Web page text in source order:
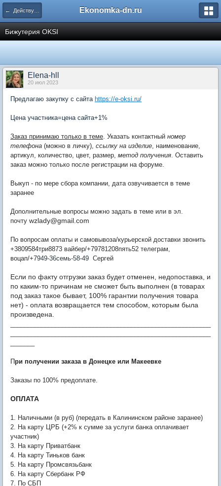
← Действующие закупки Ekonomka-dn.ru
Бижутерия OKSI
Elena-hll
20 июл 2023
Предлагаю закупку с сайта https://e-oksi.ru/
Цена участника=цена сайта+1%
Заказ принимаю только в теме. Указать контактный номер
телефона (можно в личку), ссылку на изделие, наименование,
артикул, количество, цвет, размер, метод получения. Оставить
заказ можно только после регистрации на форуме.
Выкуп - по мере сбора компании, дата озвучивается в теме
заранее
Дополнительные вопросы можно задать в теме или в эл.
почту wzlady@gmail.com
По вопросам оплаты и самовывоза/курьерской доставки звонить
+3809584три8873 вайбер/+79781208пять52 телеграм,
воцап/+7949-36семь-58-49 Сергей
Если по факту отгрузки заказ будет отменен, недопоставка, и
по каким-то причинам не сможет быть выполнен (в товарах
под заказ такое бывает, 100% гарантии получения товара
нет) - оплата возвращается тем способом, которым была
произведена.
При получении заказа в Донецке или Макеевке
Заказы по 100% предоплате.
ОПЛАТА
1. Наличными (в руб) (передать в Калининском районе заранее)
2. На карту ЦРБ (+2% к сумме за услуги банка оплачивает
участник)
3. На карту Приватбанк
4. На карту Тиньков банк
5. На карту Промсвязьбанк
6. На карту Сбербанк РФ
7. По СБП